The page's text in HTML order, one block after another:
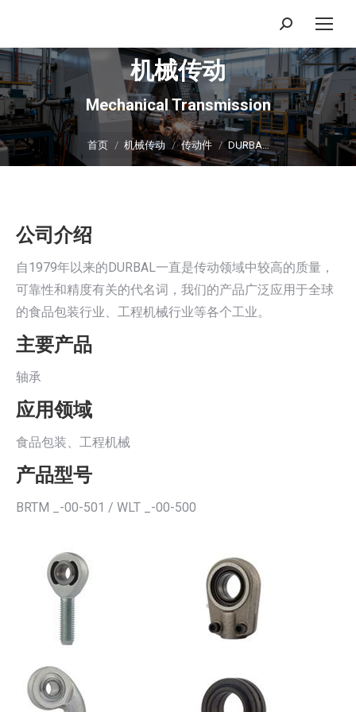
搜
索：
机械传动
Mechanical Transmission
你在这里：
首页 机械传动 传动件 DURBA…
公司介绍
自1979年以来的DURBAL一直是传动领域中较高的质量，
可靠性和精度有关的代名词，我们的产品广泛应用于全球
的食品包装行业、工程机械行业等各个工业。
主要产品
轴承
应用领域
食品包装、工程机械
产品型号
BRTM _-00-501 / WLT _-00-500